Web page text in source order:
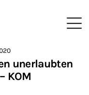
>
Nachrichten aus Brüssel
unerlaubten
KOM